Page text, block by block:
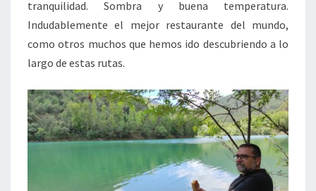
tranquilidad. Sombra y buena temperatura.
Indudablemente el mejor restaurante del mundo,
como otros muchos que hemos ido descubriendo a lo
largo de estas rutas.